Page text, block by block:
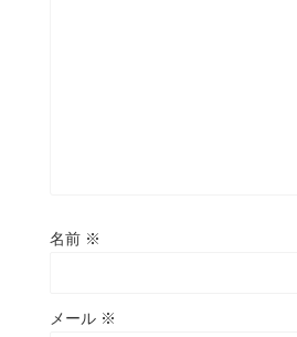
名前 ※
メール ※